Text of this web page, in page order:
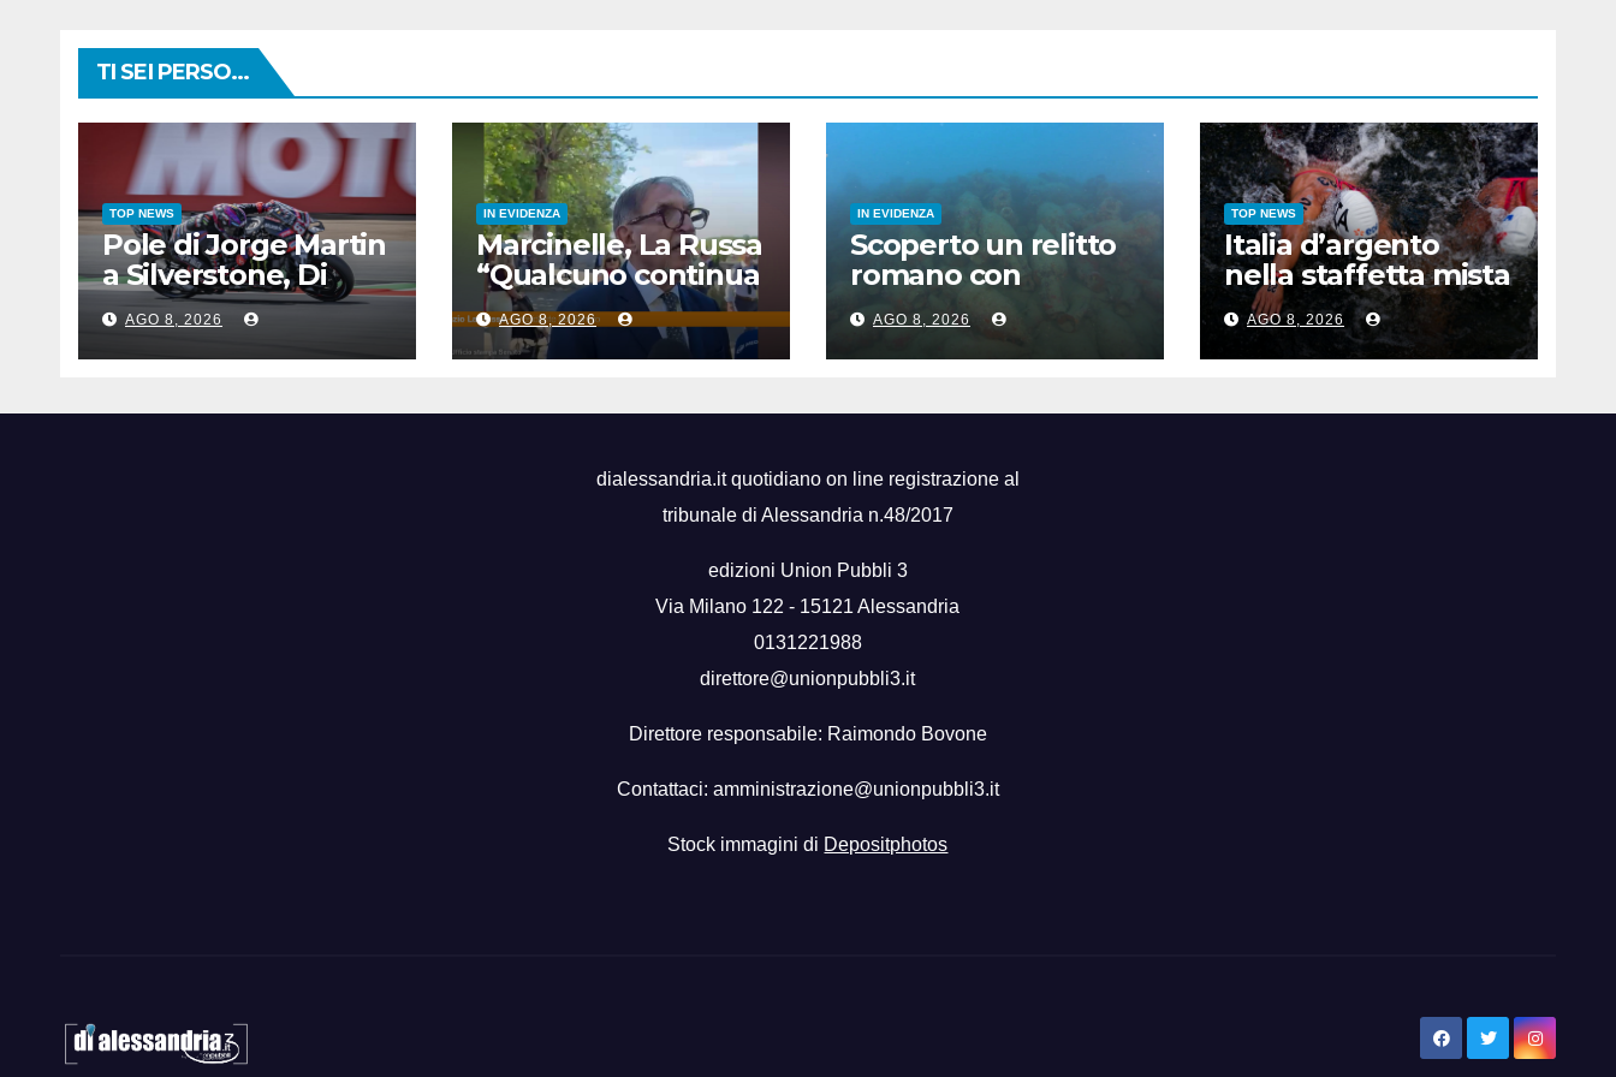
TI SEI PERSO...
TOP NEWS
Pole di Jorge Martin
a Silverstone, Di
Giannantonio 4°,
Bezzecchi 5°
AGO 8, 2026
IN EVIDENZA
Marcinelle, La Russa
“Qualcuno continua
ancora a voltare le
spalle”
AGO 8, 2026
IN EVIDENZA
Scoperto un relitto
romano con
centinaia di anfore
al largo di Mazara
del Vallo
AGO 8, 2026
TOP NEWS
Italia d’argento
nella staffetta mista
agli Europei di
nuoto di fondo
AGO 8, 2026
dialessandria.it quotidiano on line registrazione al
tribunale di Alessandria n.48/2017
edizioni Union Pubbli 3
Via Milano 122 - 15121 Alessandria
0131221988
direttore@unionpubbli3.it
Direttore responsabile: Raimondo Bovone
Contattaci: amministrazione@unionpubbli3.it
Stock immagini di Depositphotos